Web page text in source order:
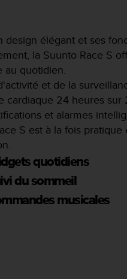
design élégant et ses
la Suunto Race S
au quotidien.
et de la
cardiaque 24 heures sur
et alarmes
S est à la fois pratique
quotidiens
du sommeil
musicales